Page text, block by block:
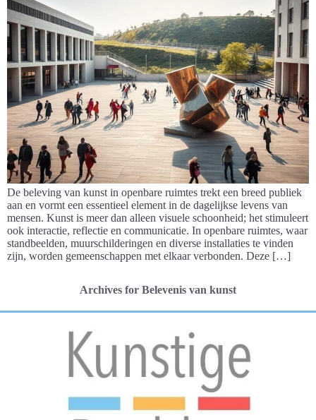
De beleving van kunst in openbare ruimtes trekt een breed publiek
aan en vormt een essentieel element in de dagelijkse levens van
mensen. Kunst is meer dan alleen visuele schoonheid; het stimuleert
ook interactie, reflectie en communicatie. In openbare ruimtes, waar
standbeelden, muurschilderingen en diverse installaties te vinden
zijn, worden gemeenschappen met elkaar verbonden. Deze […]
Archives for Belevenis van kunst